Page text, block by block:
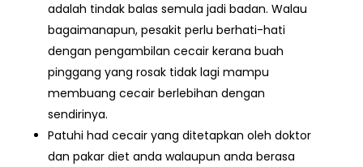
adalah tindak balas semula jadi badan. Walau
bagaimanapun, pesakit perlu berhati-hati
dengan pengambilan cecairkerana buah
pinggang yang rosak tidak lagi mampu
membuang cecair berlebihan dengan
sendirinya.
Patuhi had cecair yang ditetapkan oleh doktor
dan pakar diet anda walaupun anda berasa